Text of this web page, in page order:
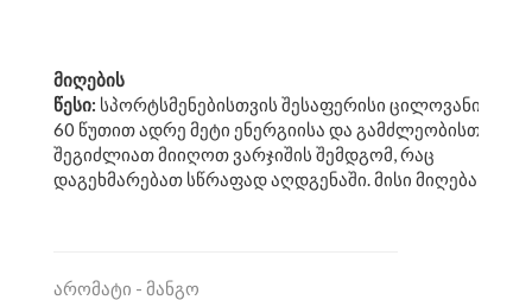
მიღების
წესი: სპორტსმენებისთვის შესაფერისი ცილოვანი
60 წუთით ადრე მეტი ენერგიისა და გამძლეობისთვის.
შეგიძლიათ მიიღოთ ვარჯიშის შემდგომ, რაც
დაგეხმარებათ სწრაფად აღდგენაში. მისი მიღება
არომატი - მანგო